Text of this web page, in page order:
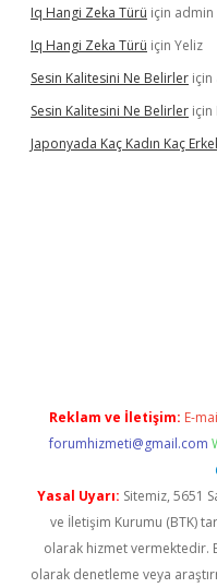
Iq Hangi Zeka Türü için admin
Iq Hangi Zeka Türü için Yeliz
Sesin Kalitesini Ne Belirler için
Sesin Kalitesini Ne Belirler için
Japonyada Kaç Kadın Kaç
Reklam ve İletişim: E-
forumhizmeti@gmail.com
Yasal Uyarı: Sitemiz, 5651
ve İletişim Kurumu (BTK)
olarak hizmet vermektedir.
olarak denetleme veya